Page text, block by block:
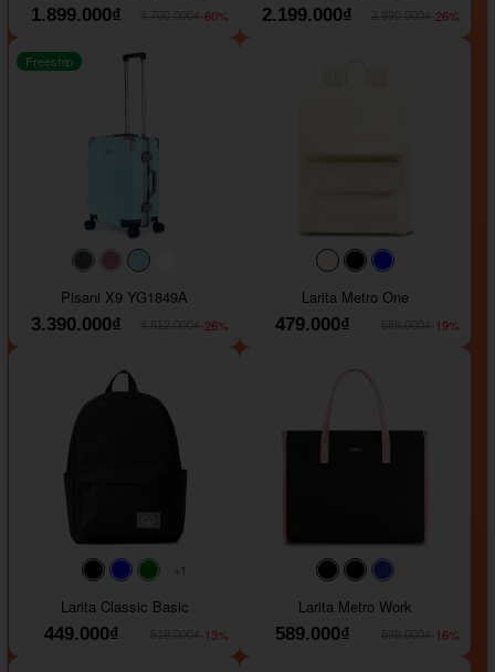
1.899.000₫
-60%
2.199.000₫
-26%
#40454a#b76e79
#9ad8e7
Freeship
Pisani X9 YG1849A
3.390.000₫
-26%
#faf0e6#000000
Larita Metro One
479.000₫
-19%
#faf0e6
#000000#0000FF#008000
+1
Larita Classic Basic
449.000₫
-13%
#000000#000000
Larita Metro Work
589.000₫
-16%